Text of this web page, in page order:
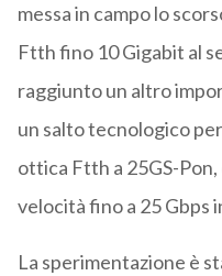
messa in campo lo
Ftth fino 10 Gigabit al
raggiunto un altro
un salto tecnologico
ottica Ftth a 25GS-
velocità fino a 25 Gbps
La sperimentazione è